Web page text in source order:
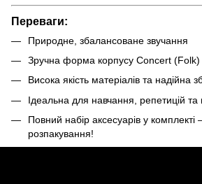
Переваги:
Природне, збалансоване звучання
Зручна форма корпусу Concert (Folk)
Висока якість матеріалів та надійна
Ідеальна для навчання, репетицій та
Повний набір аксесуарів у
розпакування!